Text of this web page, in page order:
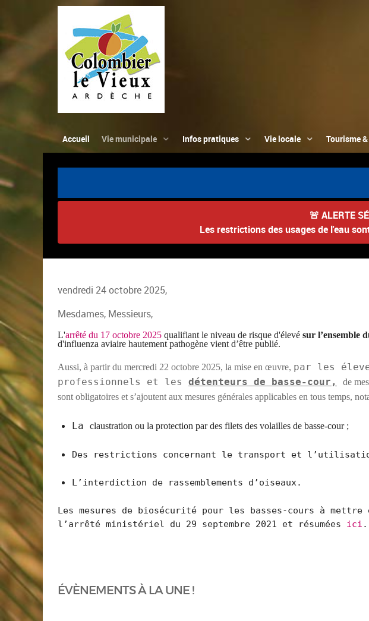
Accueil Vie municipale Infos pratiques Vie locale Tourisme
🚨 ALERTE
Les restrictions des usages de l'eau
vendredi 24 octobre 2025,
Mesdames, Messieurs,
L'arrêté du 17 octobre 2025 qualifiant le niveau de risque d'élevé sur l’ensemble
d'influenza aviaire hautement pathogène vient d’être publié.
Aussi, à partirdu mercredi 22 octobre 2025, la mise en œuvre, par les
professionnels et les détenteurs de basse-cour,
de
sont obligatoires et s’ajoutent aux mesures générales applicables en tous temps,
La claustration ou la protection par des filets des volailles de basse-cour ;
Des restrictions concernant le transport et
L’interdiction de rassemblements d’oiseaux.
Les mesures de biosécurité pour les basses-cours à mettre
l’arrêté ministériel du 29 septembre 2021 et résumées ici .
ÉVÈNEMENTS À LA UNE !